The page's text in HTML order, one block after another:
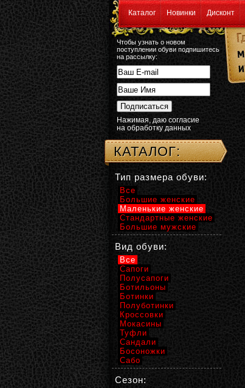
Каталог Новинки Дисконт
Чтобы узнать о новом
поступлении обуви подпишитесь
на рассылку:
Нажимая, даю согласие
на обработку данных
КАТАЛОГ:
Тип размера обуви:
Все
Большие женские
Маленькие женские
Стандартные женские
Большие мужские
Вид обуви:
Все
Сапоги
Полусапоги
Ботильоны
Ботинки
Полуботинки
Кроссовки
Мокасины
Туфли
Сандали
Босоножки
Сабо
Сезон: